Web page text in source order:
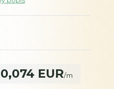
0,074 EUR/m